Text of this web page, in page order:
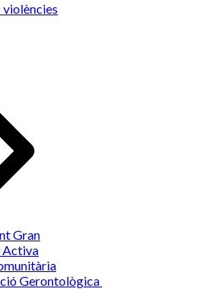
violències
Gran
Activa
Gerontològica